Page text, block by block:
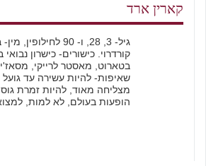
קארין ארד
גיל- 3, 28, ו- 90
קורדרוי. כישורים- כישרון
בטארוט, מאסטר לרייקי,
שאיפות- להיות עשירה עד
מצליחה מאוד, להיות זמרת
הופעות בעולם, לא למות,